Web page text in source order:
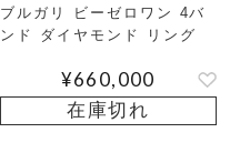
ブルガリ ビーゼロワン 4バ
ンド ダイヤモンド リング
¥660,000
在庫切れ